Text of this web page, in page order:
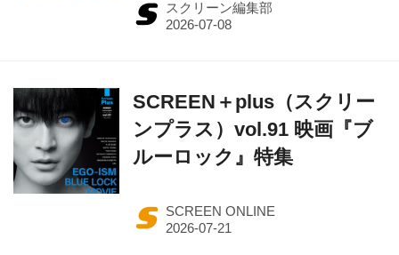
スクリーン編集部
SCREEN＋plus（スクリー
ンプラス）vol.91 映画『ブ
ルーロック』特集
SCREEN ONLINE